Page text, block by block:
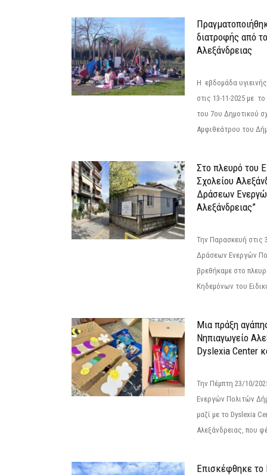
διατροφής από
Αλεξάνδρειας
Η εβδομάδα
στις 13-11-2025 με
του 7ου Δημοτικού
Αμφιθεάτρου του
Στο πλευρό του
Σχολείου
Δράσεων
Αλεξάνδρειας”
Την Παρασκευή
Δράσεων Ενεργών
βρεθήκαμε στο
Κηδεμόνων του
Μια πράξη
Νηπιαγωγείο
Dyslexia Center
Την Πέμπτη 23/10/
Ενεργών Πολιτών
μαζί με το Dyslexia
Αλεξάνδρειας, που
Επισκέφθηκε το